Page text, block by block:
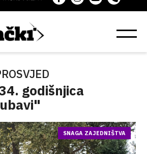
godišnjica
SNAGA ZAJEDNIŠTVA